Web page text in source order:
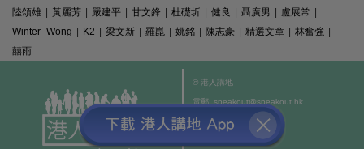
陸頌雄 | 黃麗芳 | 嚴建平 | 甘文鋒 | 杜礎圻 | 健良 | 聶廣男 | 盧展常 |
Winter Wong | K2 | 梁文新 | 羅崑 | 姚銘 | 陳志豪 | 精選文章 | 林奮強 |
囍雨
© 港人講地
電郵: speakout@speakout.hk
傳真: 85228041301
All rights reserved.